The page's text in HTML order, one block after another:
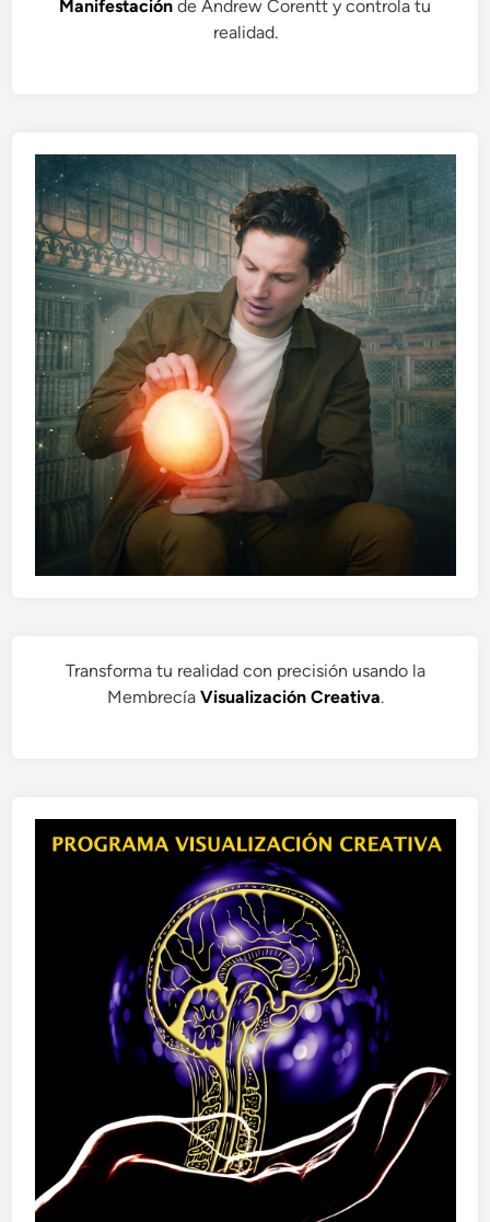
Manifestación de Andrew Corentt y controla tu
realidad.
Transforma tu realidad con precisión usando la
Membrecía Visualización Creativa.